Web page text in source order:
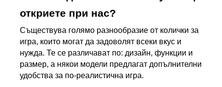
откриете при нас?
Съществува голямо разнообразие от колички за
игра, които могат да задоволят всеки вкус и
нужда. Те се различават по: дизайн, функции и
размер, а някои модели предлагат допълнителни
удобства за по-реалистична игра.